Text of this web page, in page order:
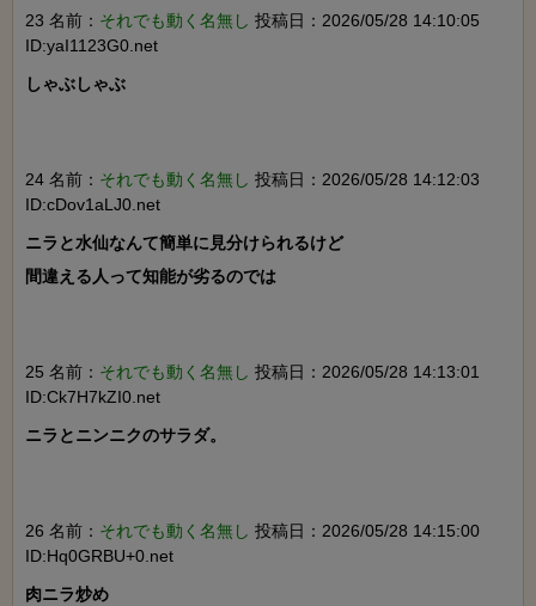
23 名前： それでも動く名無し 投稿日：2026/05/28 14:10:05
ID:yaI1123G0.net
しゃぶしゃぶ
24 名前： それでも動く名無し 投稿日：2026/05/28 14:12:03
ID:cDov1aLJ0.net
ニラと水仙なんて簡単に見分けられるけど
間違える人って知能が劣るのでは
25 名前： それでも動く名無し 投稿日：2026/05/28 14:13:01
ID:Ck7H7kZI0.net
ニラとニンニクのサラダ。
26 名前： それでも動く名無し 投稿日：2026/05/28 14:15:00
ID:Hq0GRBU+0.net
肉ニラ炒め